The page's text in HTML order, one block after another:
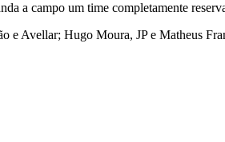
a campo um time completamente
e Avellar; Hugo Moura, JP e Matheus